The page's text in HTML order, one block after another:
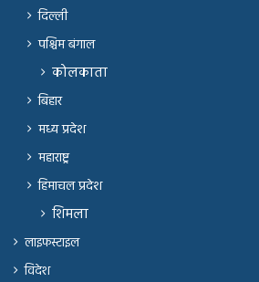
दिल्ली
पश्चिम बंगाल
कोलकाता
बिहार
मध्य प्रदेश
महाराष्ट्र
हिमाचल प्रदेश
शिमला
लाइफस्टाइल
विदेश